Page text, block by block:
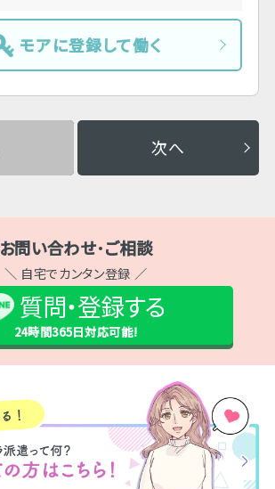
モアに登録して働く
次へ
お問い合わせ･ご相談
＼ 自宅でカンタン登録 ／
質問・登録する
24時間365日対応可能!